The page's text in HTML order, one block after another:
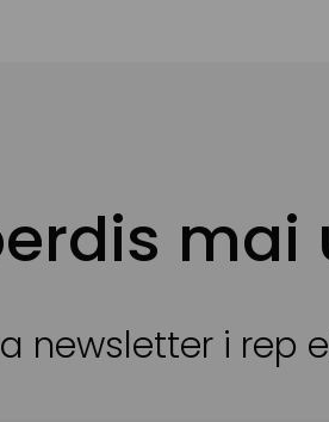
newsletter i rep